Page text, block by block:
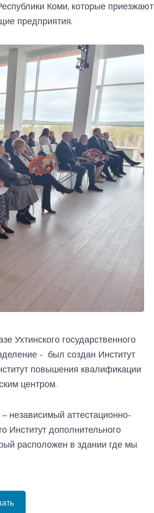
Коми, которые приезжают
предприятия.
Ухтинского государственного
- был создан Институт
повышения квалификации
центром.
независимый аттестационно-
Институт дополнительного
расположен в здании где мы